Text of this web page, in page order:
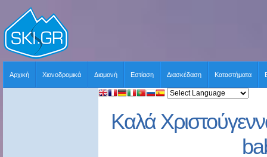
Αρχική Χιονοδρομικά Διαμονή Εστίαση Διασκέδαση Καταστήματα
Καλά